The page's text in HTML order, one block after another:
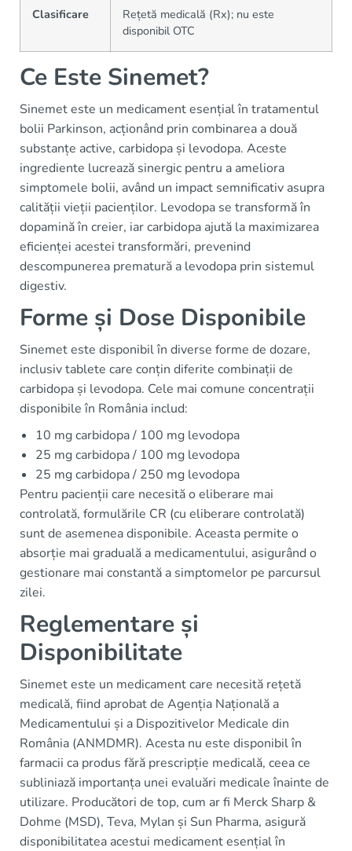
Clasificare
Rețetă medicală (Rx); nu este
disponibil OTC
Ce Este Sinemet?
Sinemet este un medicament esențial în tratamentul
bolii Parkinson, acționând prin combinarea a două
substanțe active, carbidopa și levodopa. Aceste
ingrediente lucrează sinergic pentru a ameliora
simptomele bolii, având un impact semnificativ asupra
calității vieții pacienților. Levodopa se transformă în
dopamină în creier, iar carbidopa ajută la maximizarea
eficienței acestei transformări, prevenind
descompunerea prematură a levodopa prin sistemul
digestiv.
Forme și Dose Disponibile
Sinemet este disponibil în diverse forme de dozare,
inclusiv tablete care conțin diferite combinații de
carbidopa și levodopa. Cele mai comune concentrații
disponibile în România includ:
10 mg carbidopa / 100 mg levodopa
25 mg carbidopa / 100 mg levodopa
25 mg carbidopa / 250 mg levodopa
Pentru pacienții care necesită o eliberare mai
controlată, formulările CR (cu eliberare controlată)
sunt de asemenea disponibile. Aceasta permite o
absorție mai graduală a medicamentului, asigurând o
gestionare mai constantă a simptomelor pe parcursul
zilei.
Reglementare și
Disponibilitate
Sinemet este un medicament care necesită rețetă
medicală, fiind aprobat de Agenția Națională a
Medicamentului și a Dispozitivelor Medicale din
România (ANMDMR). Acesta nu este disponibil în
farmacii ca produs fără prescripție medicală, ceea ce
subliniază importanța unei evaluări medicale înainte de
utilizare. Producători de top, cum ar fi Merck Sharp &
Dohme (MSD), Teva, Mylan și Sun Pharma, asigură
disponibilitatea acestui medicament esențial în